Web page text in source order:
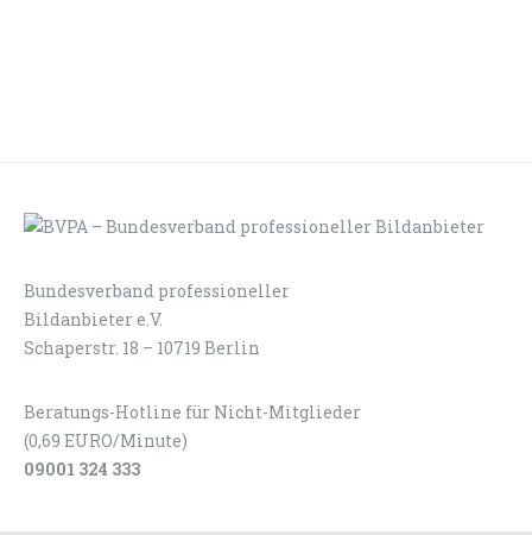
Bundesverband professioneller
Bildanbieter e.V.
Schaperstr. 18 – 10719 Berlin
Beratungs-Hotline für Nicht-Mitglieder
(0,69 EURO/Minute)
09001 324 333